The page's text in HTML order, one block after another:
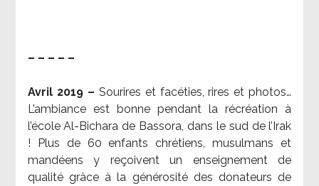
– – – – –
Avril 2019 – Sourires et facéties, rires et photos…
L’ambiance est bonne pendant la récréation à
l’école Al-Bichara de Bassora, dans le sud de l’Irak
! Plus de 60 enfants chrétiens, musulmans et
mandéens y reçoivent un enseignement de
qualité grâce à la générosité des donateurs de